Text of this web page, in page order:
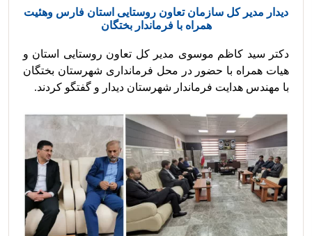
دیدار مدیر کل سازمان تعاون روستایی استان فارس وهئیت
همراه با فرماندار بختگان
با مهندس هدایت فرماندار شهرستان دیدار و گفتگو کردند.